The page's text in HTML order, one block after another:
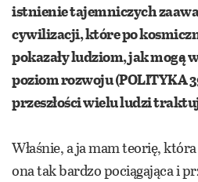
istnienie tajemniczych
cywilizacji, które po
pokazały ludziom, jak mogą
poziom rozwoju (POLITYKA
przeszłości wielu ludzi
Właśnie, a ja mam teorię,
ona tak bardzo pociągająca i